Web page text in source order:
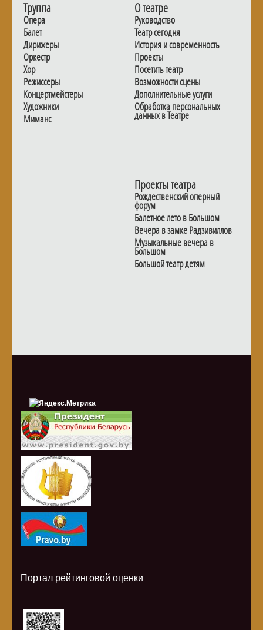
Труппа
Опера
Балет
Дирижеры
Оркестр
Хор
Режиссеры
Концертмейстеры
Художники
Миманс
О театре
Руководство
Театр сегодня
История и современность
Проекты
Посетить театр
Возможности сцены
Дополнительные услуги
Обработка персональных
данных в Театре
Проекты театра
Рождественский оперный
форум
Балетное лето в Большом
Вечера в замке Радзивиллов
Музыкальные вечера в
Большом
Большой театр детям
i
Портал рейтинговой оценки